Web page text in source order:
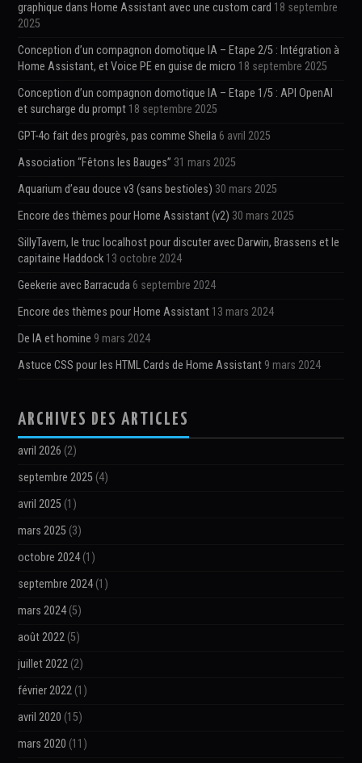
graphique dans Home Assistant avec une custom card 18 septembre
2025
Conception d’un compagnon domotique IA – Etape 2/5 : Intégration à
Home Assistant, et Voice PE en guise de micro 18 septembre 2025
Conception d’un compagnon domotique IA – Etape 1/5 : API OpenAI
et surcharge du prompt 18 septembre 2025
GPT-4o fait des progrès, pas comme Sheila 6 avril 2025
Association “Fêtons les Bauges” 31 mars 2025
Aquarium d’eau douce v3 (sans bestioles) 30 mars 2025
Encore des thèmes pour Home Assistant (v2) 30 mars 2025
SillyTavern, le truc localhost pour discuter avec Darwin, Brassens et le
capitaine Haddock 13 octobre 2024
Geekerie avec Barracuda 6 septembre 2024
Encore des thèmes pour Home Assistant 13 mars 2024
De IA et homine 9 mars 2024
Astuce CSS pour les HTML Cards de Home Assistant 9 mars 2024
ARCHIVES DES ARTICLES
avril 2026 (2)
septembre 2025 (4)
avril 2025 (1)
mars 2025 (3)
octobre 2024(1)
septembre 2024(1)
mars 2024(5)
août 2022 (5)
juillet 2022 (2)
février 2022 (1)
avril 2020 (15)
mars 2020 (11)